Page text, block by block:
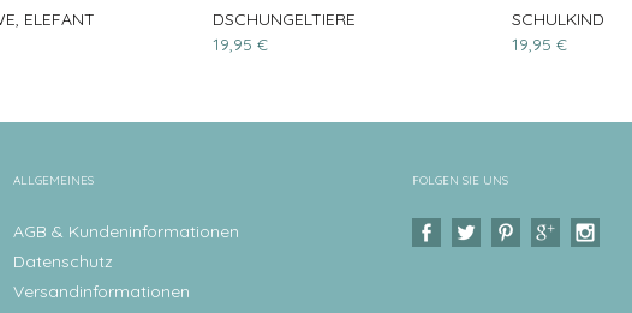
ELEFANT
DSCHUNGELTIERE
19,95 €
SCHULKIND
19,95 €
ALLGEMEINES
AGB & Kundeninformationen
Datenschutz
Versandinformationen
FOLGEN SIE UNS